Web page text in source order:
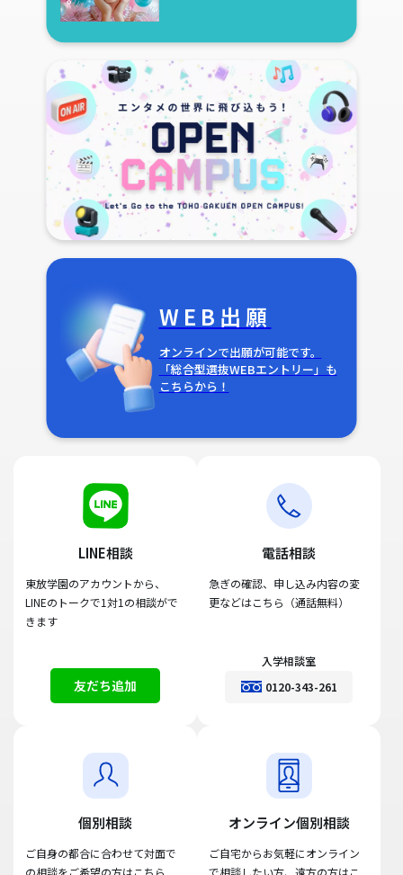
WEB出願
オンラインで出願が可能です。
「総合型選抜WEBエントリー」も
こちらから！
LINE相談
東放学園のアカウントから、
LINEのトークで1対1の相談がで
きます
友だち追加
電話相談
急ぎの確認、申し込み内容の変
更などはこちら（通話無料）
入学相談室
0120-343-261
個別相談
ご自身の都合に合わせて対面で
オンライン個別相談
ご自宅からお気軽にオンライン